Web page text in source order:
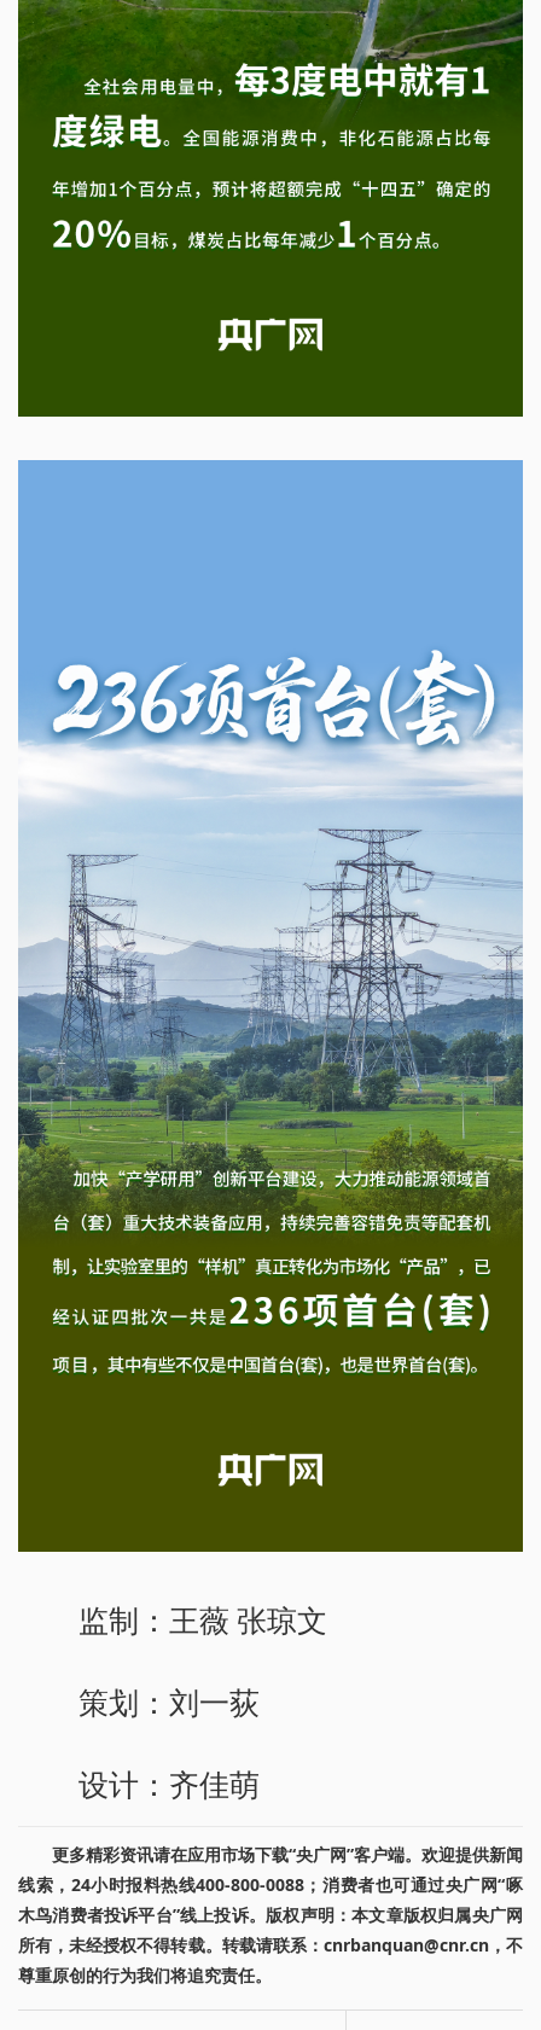
监制：王薇 张琼文
策划：刘一荻
设计：齐佳萌
更多精彩资讯请在应用市场下载“央广网”客户端。欢迎提供新闻
线索，24小时报料热线400-800-0088；消费者也可通过央广网“啄
木鸟消费者投诉平台”线上投诉。版权声明：本文章版权归属央广网
所有，未经授权不得转载。转载请联系：cnrbanquan@cnr.cn，不
尊重原创的行为我们将追究责任。